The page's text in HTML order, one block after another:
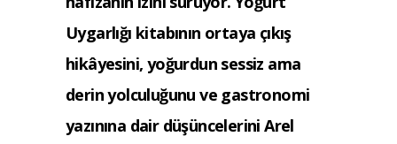
Uygarlığı kitabının ortaya çıkış
hikâyesini, yoğurdun sessiz ama
derin yolculuğunu ve gastronomi
yazınına dair düşüncelerini Arel